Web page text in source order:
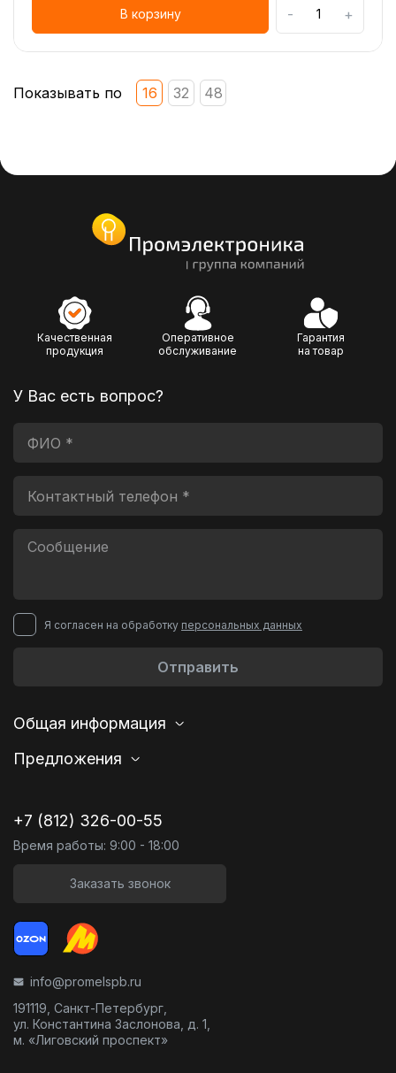
В корзину - +
Показывать по 16 32 48
Качественная
продукция
Оперативное
обслуживание
Гарантия
на товар
У Вас есть вопрос?
Я согласен на обработку персональных данных
Отправить
Общая информация
Предложения
+7 (812) 326-00-55
Время работы: 9:00 - 18:00
Заказать звонок
info@promelspb.ru
191119, Санкт-Петербург,
ул. Константина Заслонова, д. 1,
м. «Лиговский проспект»